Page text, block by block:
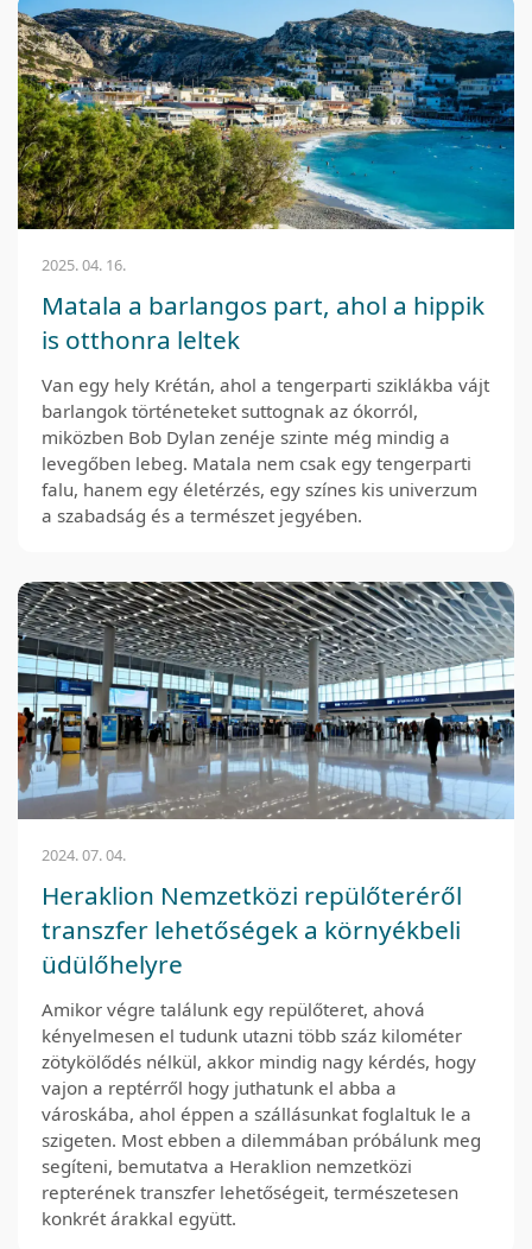
2025. 04. 16.
Matala a barlangos part, ahol a hippik
is otthonra leltek
Van egy hely Krétán, ahol a tengerparti sziklákba vájt
barlangok történeteket suttognak az ókorról,
miközben Bob Dylan zenéje szinte még mindig a
levegőben lebeg. Matala nem csak egy tengerparti
falu, hanem egy életérzés, egy színes kis univerzum
a szabadság és a természet jegyében.
2024. 07. 04.
Heraklion Nemzetközi repülőteréről
transzfer lehetőségek a környékbeli
üdülőhelyre
Amikor végre találunk egy repülőteret, ahová
kényelmesen el tudunk utazni több száz kilométer
zötykölődés nélkül, akkor mindig nagy kérdés, hogy
vajon a reptérről hogy juthatunk el abba a
városkába, ahol éppen a szállásunkat foglaltuk le a
szigeten. Most ebben a dilemmában próbálunk meg
segíteni, bemutatva a Heraklion nemzetközi
repterének transzfer lehetőségeit, természetesen
konkrét árakkal együtt.